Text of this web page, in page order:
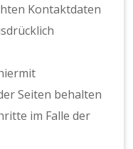
Kontaktdaten
Seiten behalten
im Falle der